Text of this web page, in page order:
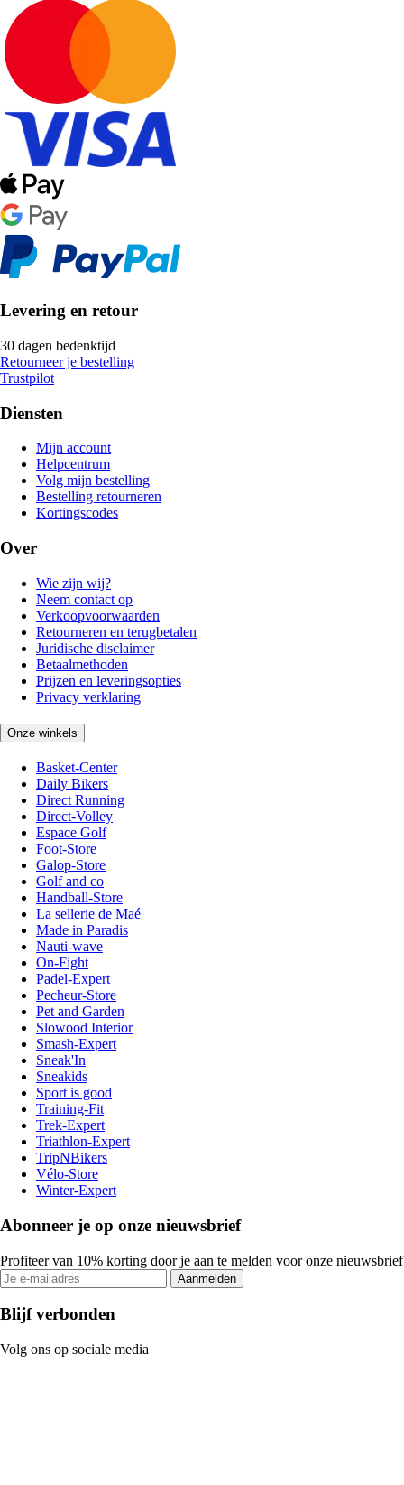
Levering en retour
30 dagen bedenktijd
Retourneer je bestelling
Trustpilot
Diensten
Mijn account
Helpcentrum
Volg mijn bestelling
Bestelling retourneren
Kortingscodes
Over
Wie zijn wij?
Neem contact op
Verkoopvoorwaarden
Retourneren en terugbetalen
Juridische disclaimer
Betaalmethoden
Prijzen en leveringsopties
Privacy verklaring
Onze winkels
Basket-Center
Daily Bikers
Direct Running
Direct-Volley
Espace Golf
Foot-Store
Galop-Store
Golf and co
Handball-Store
La sellerie de Maé
Made in Paradis
Nauti-wave
On-Fight
Padel-Expert
Pecheur-Store
Pet and Garden
Slowood Interior
Smash-Expert
Sneak'In
Sneakids
Sport is good
Training-Fit
Trek-Expert
Triathlon-Expert
TripNBikers
Vélo-Store
Winter-Expert
Abonneer je op onze nieuwsbrief
Profiteer van 10% korting door je aan te melden voor onze nieuwsbrief
Aanmelden
Blijf verbonden
Volg ons op sociale media